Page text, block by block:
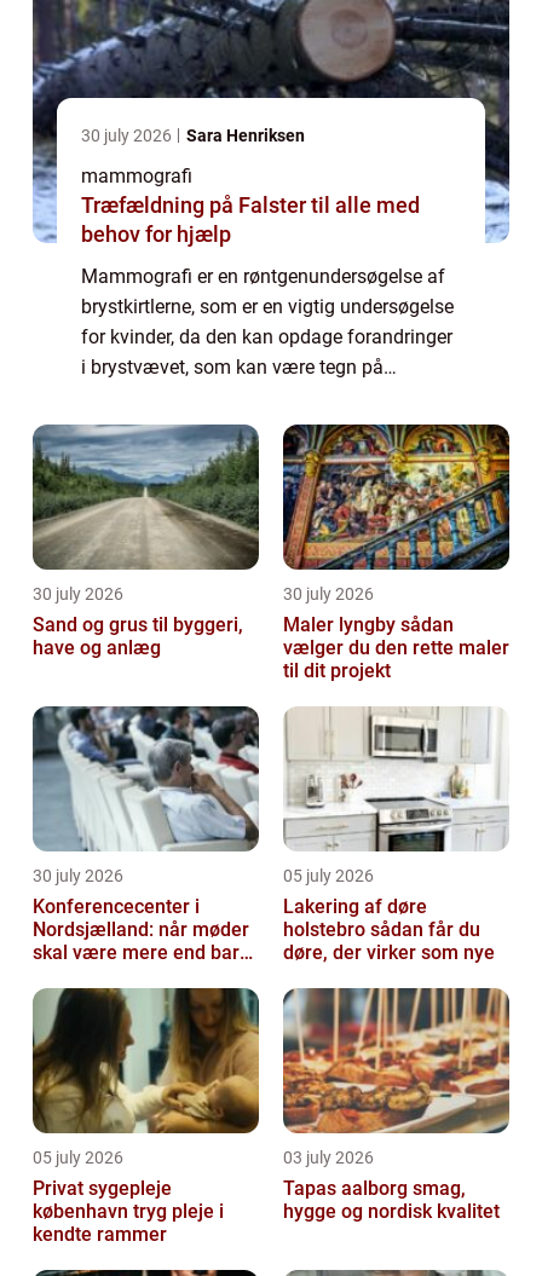
30 july 2026 Sara Henriksen
mammografi
Træfældning på Falster til alle med
behov for hjælp
Mammografi er en røntgenundersøgelse af
brystkirtlerne, som er en vigtig undersøgelse
for kvinder, da den kan opdage forandringer
i brystvævet, som kan være tegn på
30 july 2026
Sand og grus til byggeri,
have og anlæg
30 july 2026
Maler lyngby sådan
vælger du den rette maler
til dit projekt
30 july 2026
Konferencecenter i
Nordsjælland: når møder
skal være mere end bare
05 july 2026
Lakering af døre
holstebro sådan får du
døre, der virker som nye
05 july 2026
Privat sygepleje
københavn tryg pleje i
kendte rammer
03 july 2026
Tapas aalborg smag,
hygge og nordisk kvalitet